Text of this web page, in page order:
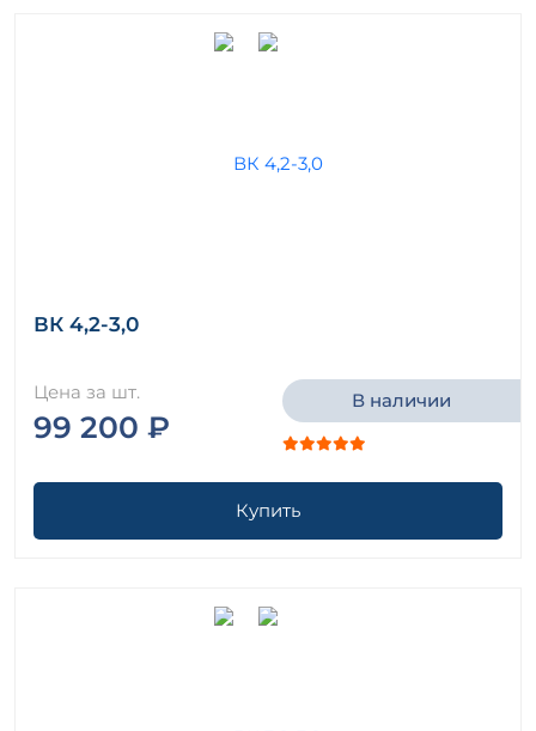
ВК 4,2-3,0
Цена за шт.
99 200 ₽
В наличии
Купить